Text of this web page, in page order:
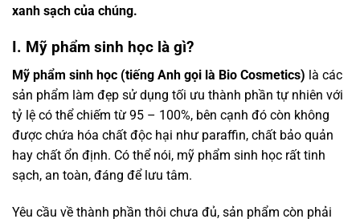
xanh sạch của chúng.
I. Mỹ phẩm sinh học là gì?
Mỹ phẩm sinh học (tiếng Anh gọi là Bio Cosmetics) là các
sản phẩm làm đẹp sử dụng tối ưu thành phần tự nhiên với
tỷ lệ có thể chiếm từ 95 – 100%, bên cạnh đó còn không
được chứa hóa chất độc hại như paraffin, chất bảo quản
hay chất ổn định. Có thể nói, mỹ phẩm sinh học rất tinh
sạch, an toàn, đáng để lưu tâm.
Yêu cầu về thành phần thôi chưa đủ, sản phẩm còn phải